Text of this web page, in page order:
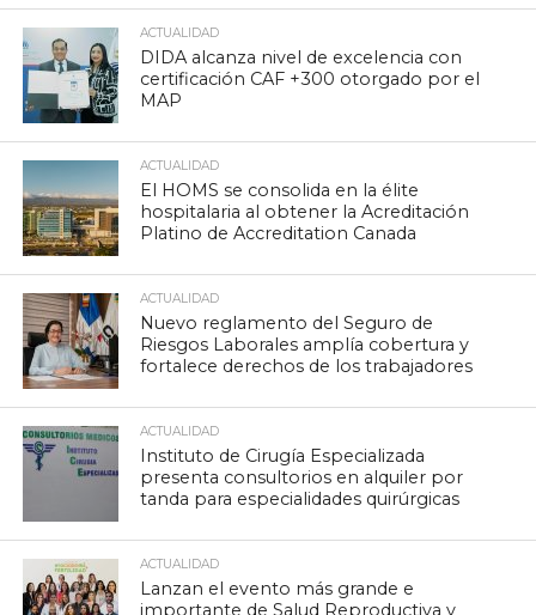
ACTUALIDAD
DIDA alcanza nivel de excelencia con
certificación CAF +300 otorgado por el
MAP
ACTUALIDAD
El HOMS se consolida en la élite
hospitalaria al obtener la Acreditación
Platino de Accreditation Canada
ACTUALIDAD
Nuevo reglamento del Seguro de
Riesgos Laborales amplía cobertura y
fortalece derechos de los trabajadores
ACTUALIDAD
Instituto de Cirugía Especializada
presenta consultorios en alquiler por
tanda para especialidades quirúrgicas
ACTUALIDAD
Lanzan el evento más grande e